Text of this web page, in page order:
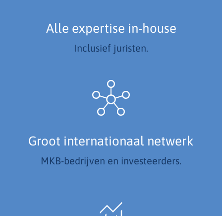
Alle expertise in-house
Inclusief juristen.
Groot internationaal netwerk
MKB-bedrijven en investeerders.